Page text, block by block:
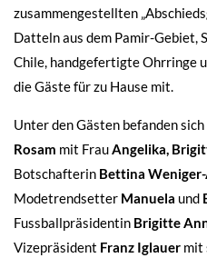
zusammengestellten
Datteln aus dem Pamir-Gebiet,
Chile, handgefertigte Ohrringe
die Gäste für zu Hause mit.
Unter den Gästen befanden
Rosam mit FrauAngelika,
Botschafterin Bettina
Modetrendsetter Manuela und
Fussballpräsidentin Brigitte
Vizepräsident Franz Iglauer mit